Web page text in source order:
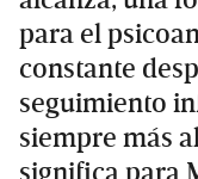
para el
constante
seguimiento
siempre más